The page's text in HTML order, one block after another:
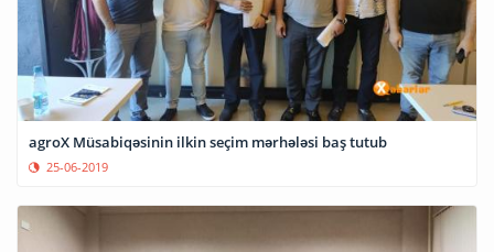
agroX Müsabiqəsinin ilkin seçim mərhələsi baş tutub
25-06-2019